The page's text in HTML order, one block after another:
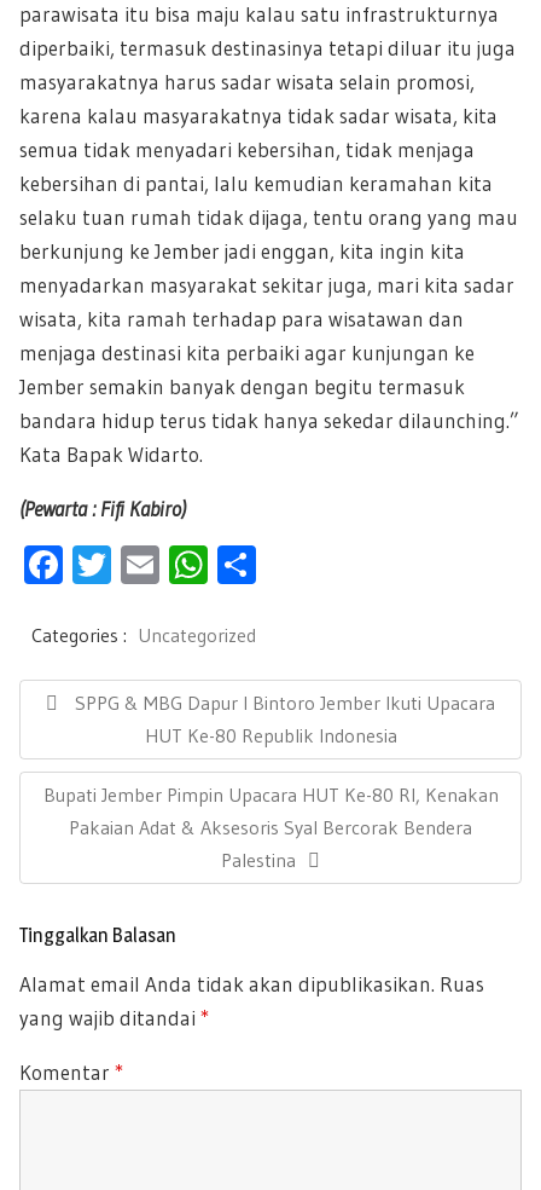
parawisata itu bisa maju kalau satu infrastrukturnya
diperbaiki, termasuk destinasinya tetapi diluar itu juga
masyarakatnya harus sadar wisata selain promosi,
karena kalau masyarakatnya tidak sadar wisata, kita
semua tidak menyadari kebersihan, tidak menjaga
kebersihan di pantai, lalu kemudian keramahan kita
selaku tuan rumah tidak dijaga, tentu orang yang mau
berkunjung ke Jember jadi enggan, kita ingin kita
menyadarkan masyarakat sekitar juga, mari kita sadar
wisata, kita ramah terhadap para wisatawan dan
menjaga destinasi kita perbaiki agar kunjungan ke
Jember semakin banyak dengan begitu termasuk
bandara hidup terus tidak hanya sekedar dilaunching.”
Kata Bapak Widarto.
(Pewarta : Fifi Kabiro)
F
e
b
oo
k
T
tt
er
E
ail
W
at
s
A
p
p
e
Categories : Uncategorized
N
g
p
s
P
E
V
I
S
O
S
:
SPPG & MBG Dapur I Bintoro Jember Ikuti Upacara
HUT Ke-80 Republik Indonesia
N
T
S
T
Bupati Jember Pimpin Upacara HUT Ke-80 RI, Kenakan
Pakaian Adat & Aksesoris Syal Bercorak Bendera
Palestina
Tinggalkan Balasan
Alamat email Anda tidak akan dipublikasikan. Ruas
yang wajib ditandai *
Komentar *